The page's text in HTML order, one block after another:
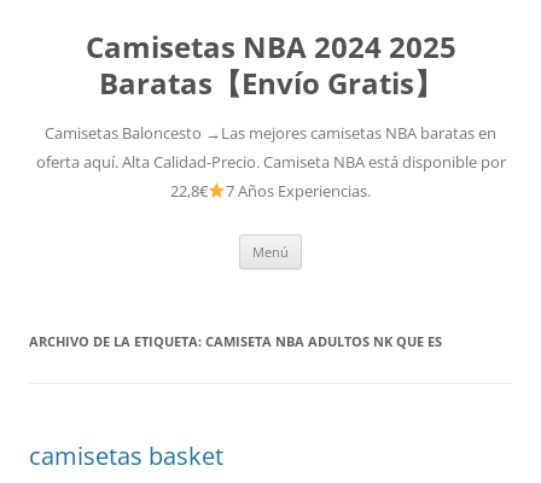
Camisetas NBA 2024 2025
Baratas【Envío Gratis】
Camisetas Baloncesto →Las mejores camisetas NBA baratas en
oferta aquí. Alta Calidad-Precio. Camiseta NBA está disponible por
22,8€
7 Años Experiencias.
Menú
ARCHIVO DE LA ETIQUETA: CAMISETA NBA ADULTOS NK QUE ES
camisetas basket